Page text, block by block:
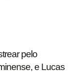
pelo
e Lucas